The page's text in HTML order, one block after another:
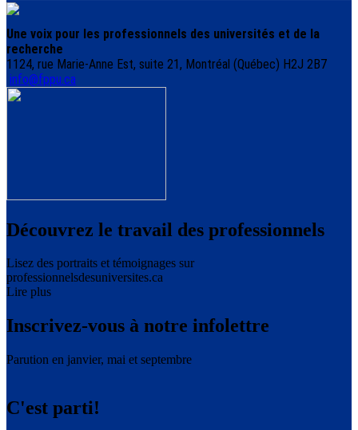
Une voix pour les professionnels des universités et de la
recherche
1124, rue Marie-Anne Est, suite 21, Montréal (Québec) H2J 2B7
info@fppu.ca
Découvrez le travail des professionnels
Lisez des portraits et témoignages sur
professionnelsdesuniversites.ca
Lire plus
Inscrivez-vous à notre infolettre
Parution en janvier, mai et septembre
C'est parti!